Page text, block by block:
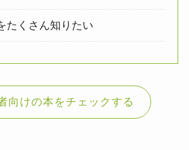
たくさん知りたい
向けの本をチェックする